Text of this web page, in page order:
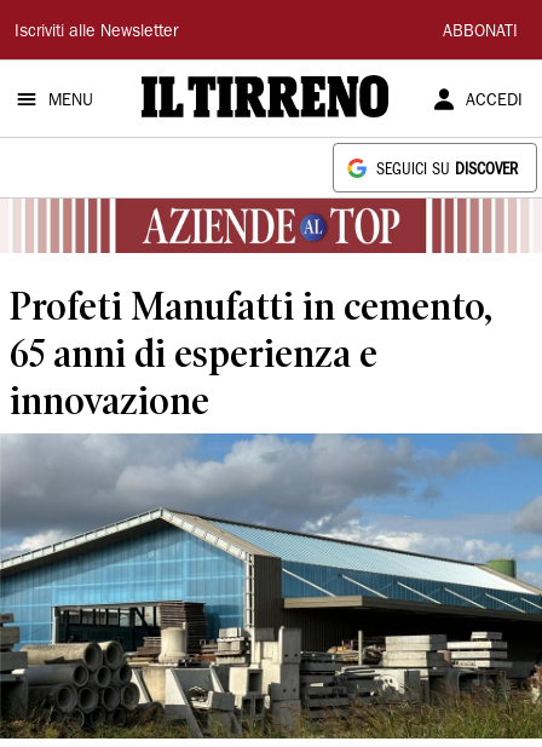
Il
Tirreno
Iscriviti alle Newsletter ABBONATI
MENU ACCEDI
SEGUICI SU DISCOVER
Profeti Manufatti in cemento,
65 anni di esperienza e
innovazione